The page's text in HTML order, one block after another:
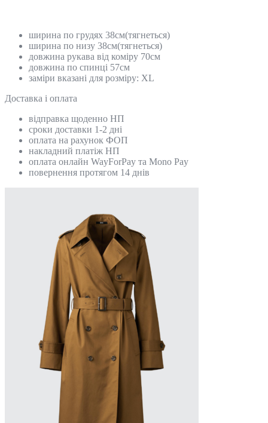
ширина по грудях 38см(тягнеться)
ширина по низу 38см(тягнеться)
довжина рукава від коміру 70см
довжина по спинці 57см
заміри вказані для розміру: XL
Доставка і оплата
відправка щоденно НП
сроки доставки 1-2 дні
оплата на рахунок ФОП
накладний платіж НП
оплата онлайн WayForPay та Mono Pay
повернення протягом 14 днів